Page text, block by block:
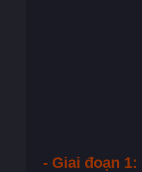
- Giai đoạn 1: